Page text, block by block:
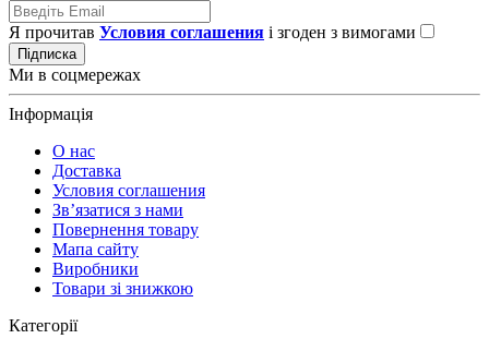
Я прочитав Условия соглашения і згоден з вимогами
Підписка
Ми в соцмережах
Інформація
О нас
Доставка
Условия соглашения
Зв’язатися з нами
Повернення товару
Мапа сайту
Виробники
Товари зі знижкою
Категорії